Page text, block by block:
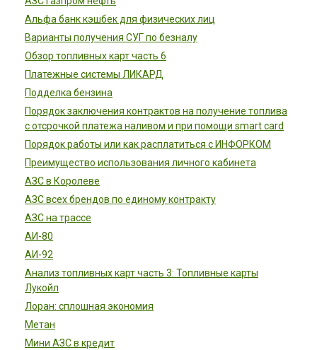
Альфа банк кэшбек для физических лиц
Варианты получения СУГ по безналу
Обзор топливных карт часть 6
Платежные системы ЛИКАРД
Подделка бензина
Порядок заключения контрактов на получение топлива
с отсрочкой платежа наливом и при помощи smart card
Порядок работы или как расплатиться с ИНФОРКОМ
Преимущество использования личного кабинета
АЗС в Королеве
АЗС всех брендов по единому контракту
АЗС на трассе
АИ-80
АИ-92
Анализ топливных карт часть 3: Топливные карты
Лукойл
Лоран: сплошная экономия
Метан
Мини АЗС в кредит